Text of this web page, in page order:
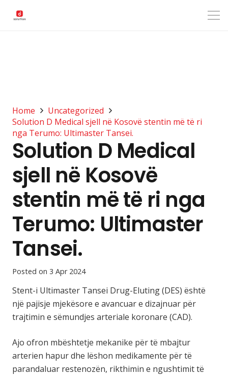
Home
Uncategorized
Solution D Medical sjell në Kosovë stentin më të ri
nga Terumo: Ultimaster Tansei.
Solution D Medical
sjell në Kosovë
stentin më të ri nga
Terumo: Ultimaster
Tansei.
Posted on 3 Apr 2024
Stent-i Ultimaster Tansei Drug-Eluting (DES) është
një pajisje mjekësore e avancuar e dizajnuar për
trajtimin e sëmundjes arteriale koronare (CAD).
Ajo ofron mbështetje mekanike për të mbajtur
arterien hapur dhe lëshon medikamente për të
parandaluar restenozën, rikthimin e ngushtimit të